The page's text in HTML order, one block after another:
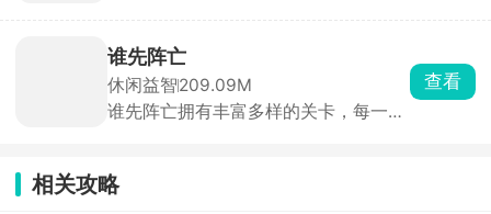
考，你只需要钓起各种各样的小鱼，解
锁图鉴，还能让同种鱼群繁殖后代。超
多鱼缸主题任你挑选，搭配丰富装饰物
打造专属水族箱，画面精致、氛围温馨
谁先阵亡
休闲益智209.09M
谁先阵亡拥有丰富多样的关卡，每一关
自由匹配不同对手，操控火柴人移动、
投掷武器展开激烈对战，可使用的武器
查看
相关攻略